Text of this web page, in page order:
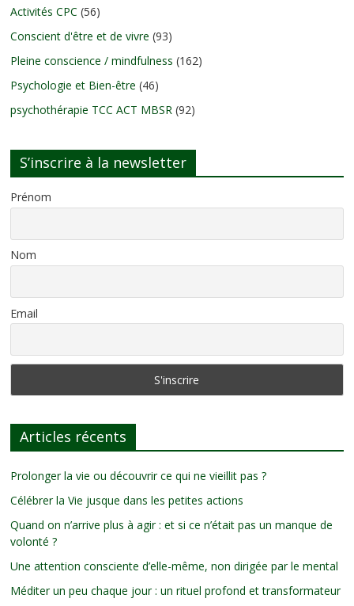
Activités CPC (56)
Conscient d'être et de vivre (93)
Pleine conscience / mindfulness (162)
Psychologie et Bien-être (46)
psychothérapie TCC ACT MBSR (92)
S’inscrire à la newsletter
Prénom
Nom
Email
Articles récents
Prolonger la vie ou découvrir ce qui ne vieillit pas ?
Célébrer la Vie jusque dans les petites actions
Quand on n’arrive plus à agir : et si ce n’était pas un manque de
volonté ?
Une attention consciente d’elle-même, non dirigée par le mental
Méditer un peu chaque jour : un rituel profond et transformateur